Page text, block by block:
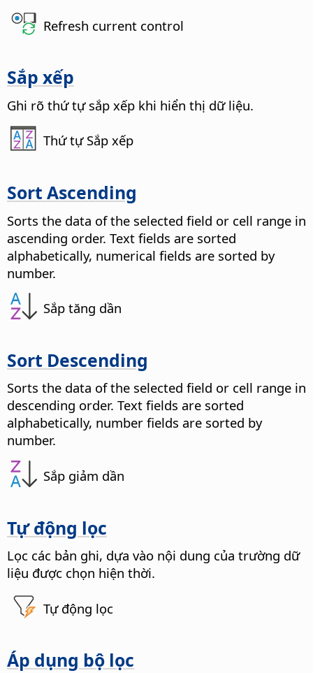
Refresh current control
Sắp xếp
Ghi rõ thứ tự sắp xếp khi hiển thị dữ liệu.
Thứ tự Sắp xếp
Sort Ascending
Sorts the data of the selected field or cell range in
ascending order. Text fields are sorted
alphabetically, numerical fields are sorted by
number.
Sắp tăng dần
Sort Descending
Sorts the data of the selected field or cell range in
descending order. Text fields are sorted
alphabetically, number fields are sorted by
number.
Sắp giảm dần
Tự động lọc
Lọc các bản ghi, dựa vào nội dung của trường dữ
liệu được chọn hiện thời.
Tự động lọc
Áp dụng bộ lọc